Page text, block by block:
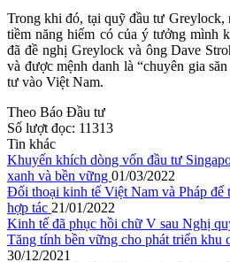
Trong khi đó, tại quỹ đầu tư Greylock,
tiềm năng hiếm có của ý tưởng mình
đã đề nghị Greylock và ông Dave
và được mệnh danh là “chuyên gia
tư vào Việt Nam.
Theo Báo Đầu tư
Số lượt đọc: 11313
Tin khác
Khuyến khích dòng vốn đầu tư
xanh và bền vững 01/03/2022
Đối thoại kinh tế Việt Nam và Pháp để
hợp tác 21/01/2022
Kinh tế đã phục hồi chữ V sau Nghị
Tăng tính bền vững cho phát triển khu
30/12/2021